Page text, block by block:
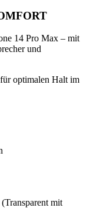
14 Pro Max – mit
und
optimalen Halt im
mit